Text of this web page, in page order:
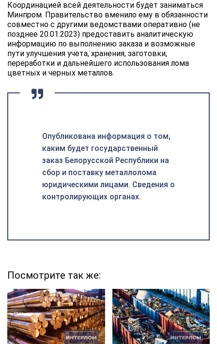
Координацией всей деятельности будет заниматься
Минпром. Правительство вменило ему в обязанности
совместно с другими ведомствами оперативно (не
позднее 20.01.2023) предоставить аналитическую
информацию по выполнению заказа и возможные
пути улучшения учета, хранения, заготовки,
переработки и дальнейшего использования лома
цветных и черных металлов.
Опубликована информация о том,
каким будет государственный
заказ Белорусской Республики на
сбор и поставку металлолома
юридическими лицами. Сведения о
контролирующих органах.
Посмотрите так же: